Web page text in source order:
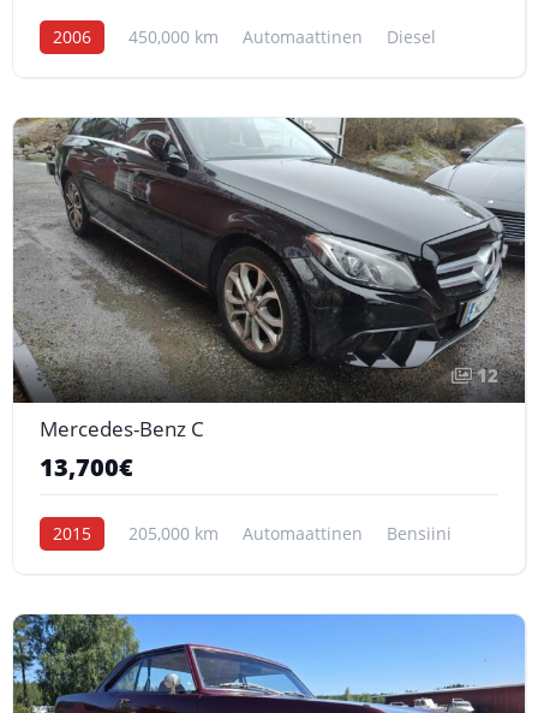
2006 450,000 km Automaattinen Diesel
12
Mercedes-Benz C
13,700€
2015 205,000 km Automaattinen Bensiini